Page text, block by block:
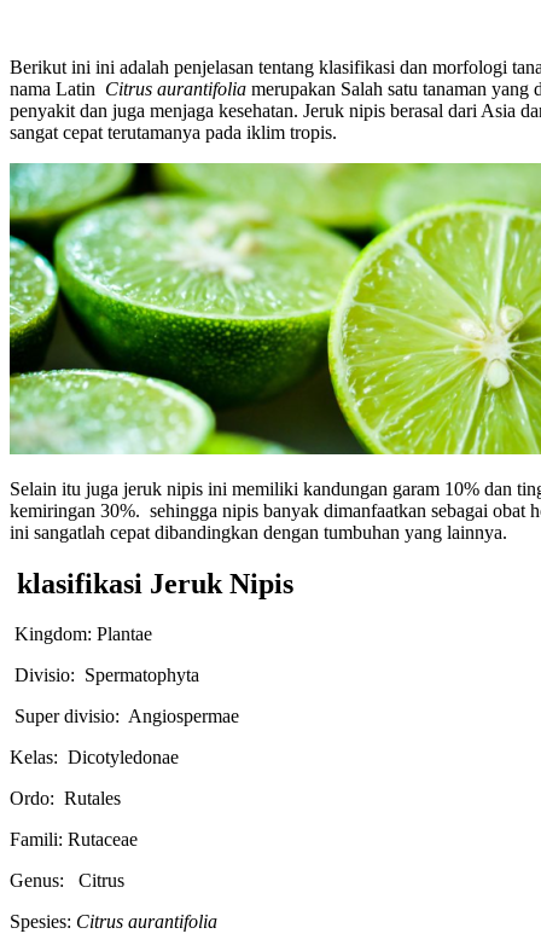
Berikut ini ini adalah penjelasan tentang klasifikasi dan morfologi
nama Latin Citrus aurantifolia merupakan Salah satu tanaman
penyakit dan juga menjaga kesehatan. Jeruk nipis berasal dari Asia
sangat cepat terutamanya pada iklim tropis.
Selain itu juga jeruk nipis ini memiliki kandungan garam 10% dan
kemiringan 30%. sehingga nipis banyak dimanfaatkan sebagai obat
ini sangatlah cepat dibandingkan dengan tumbuhan yang lainnya.
klasifikasi Jeruk Nipis
Kingdom: Plantae
Divisio: Spermatophyta
Super divisio: Angiospermae
Kelas: Dicotyledonae
Ordo: Rutales
Famili: Rutaceae
Genus: Citrus
Spesies: Citrus aurantifolia